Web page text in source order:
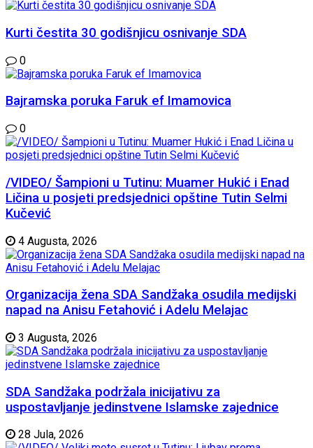
Kurti čestita 30 godišnjicu osnivanje SDA
0
Bajramska poruka Faruk ef Imamovica
0
/VIDEO/ Šampioni u Tutinu: Muamer Hukić i Enad
Ličina u posjeti predsjednici opštine Tutin Selmi
Kučević
4 Augusta, 2026
Organizacija žena SDA Sandžaka osudila medijski
napad na Anisu Fetahović i Adelu Melajac
3 Augusta, 2026
SDA Sandžaka podržala inicijativu za
uspostavljanje jedinstvene Islamske zajednice
28 Jula, 2026